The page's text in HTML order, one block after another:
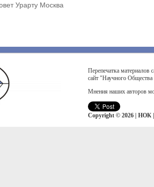
Урарту Москва
Перепечатка материалов
сайт "Научного
Мнения наших авторов
Copyright © 2026 | НОК